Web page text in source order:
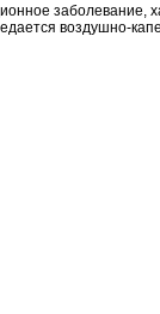
заболевание,
воздушно-